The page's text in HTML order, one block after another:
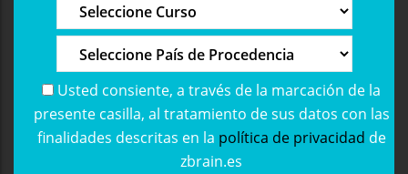
Usted consiente, a través de la marcación de la
presente casilla, al tratamiento de sus datos con las
finalidades descritas en la política de privacidad de
zbrain.es